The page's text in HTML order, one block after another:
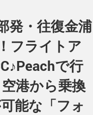
発・往復金浦
フライトア
で行
港から乗換
能な「フォ